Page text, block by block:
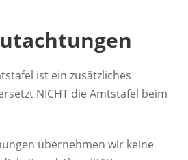
ist ein zusätzliches
NICHT die Amtstafel beim
übernehmen wir keine